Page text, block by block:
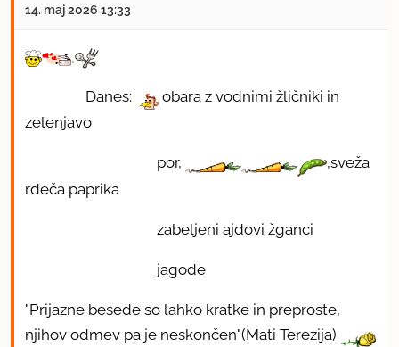
14. maj 2026 13:33
Danes:
obara z vodnimi žličniki in
zelenjavo
por,
,sveža
rdeča paprika
zabeljeni ajdovi žganci
jagode
"Prijazne besede so lahko kratke in preproste,
njihov odmev pa je neskončen"(Mati Terezija)